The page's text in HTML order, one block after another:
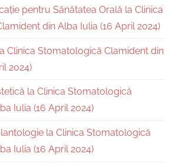
pentru Sănătatea Orală la Clinica
din Alba Iulia (16 April 2024)
Clinica Stomatologică Clamident din
2024)
la Clinica Stomatologică
Iulia (16 April 2024)
la Clinica Stomatologică
Iulia (16 April 2024)